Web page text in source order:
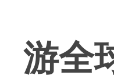
游全